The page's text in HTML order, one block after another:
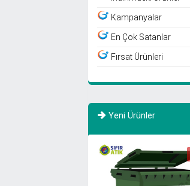
Kampanyalar
En Çok Satanlar
Fırsat Ürünleri
Yeni Ürünler